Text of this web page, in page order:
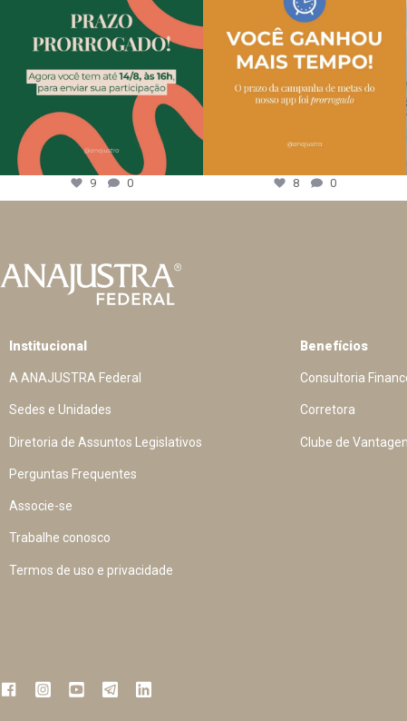
9 0 8 0
Institucional
A ANAJUSTRA Federal
Sedes e Unidades
Diretoria de Assuntos Legislativos
Perguntas Frequentes
Associe-se
Trabalhe conosco
Termos de uso e privacidade
Benefícios
Consultoria
Corretora
Clube de